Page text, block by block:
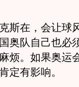
在，会让球
奥队自己也必
烦。如果奥运
定有影响。